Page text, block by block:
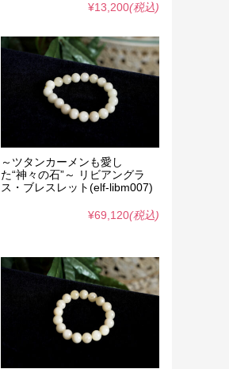
¥13,200(税込)
～ツタンカーメンも愛し
た“神々の石”～ リビアングラ
ス・ブレスレット(elf-libm007)
¥69,120(税込)